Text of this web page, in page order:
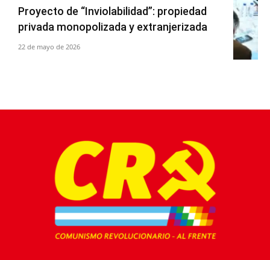
Proyecto de “Inviolabilidad”: propiedad
privada monopolizada y extranjerizada
22 de mayo de 2026